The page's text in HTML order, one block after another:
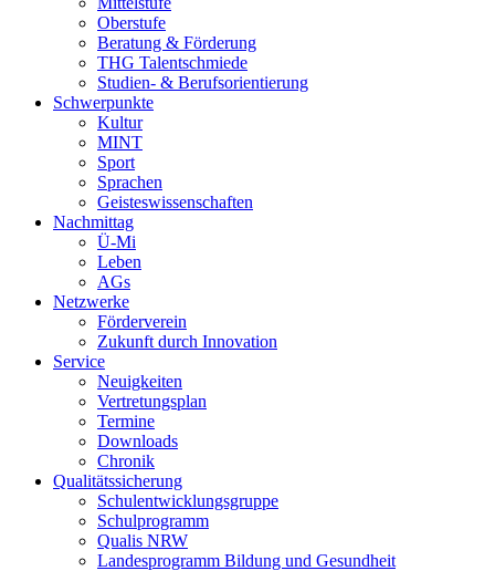
Oberstufe
Beratung & Förderung
THG Talentschmiede
Studien- & Berufsorientierung
Schwerpunkte
Kultur
MINT
Sport
Sprachen
Geisteswissenschaften
Nachmittag
Ü-Mi
Leben
AGs
Netzwerke
Förderverein
Zukunft durch Innovation
Service
Neuigkeiten
Vertretungsplan
Termine
Downloads
Chronik
Qualitätssicherung
Schulentwicklungsgruppe
Schulprogramm
Qualis NRW
Landesprogramm Bildung und Gesundheit